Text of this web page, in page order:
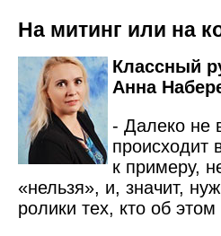
На митинг или на
Классный
Анна
- Далеко не
происходит
к примеру,
«нельзя», и, значит,
ролики тех, кто об этом